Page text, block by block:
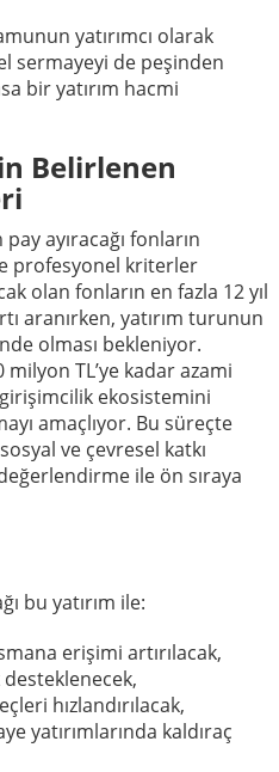
yatırımcı olarak
sermayeyi de peşinden
bir yatırım hacmi
Belirlenen
ayıracağı fonların
profesyonel kriterler
olan fonların en fazla 12 yıl
aranırken, yatırım turunun
olması bekleniyor.
milyon TL’ye kadar azami
ekosistemini
amaçlıyor. Bu süreçte
ve çevresel katkı
ile ön sıraya
bu yatırım ile:
erişimi artırılacak,
hızlandırılacak,
yatırımlarında kaldıraç